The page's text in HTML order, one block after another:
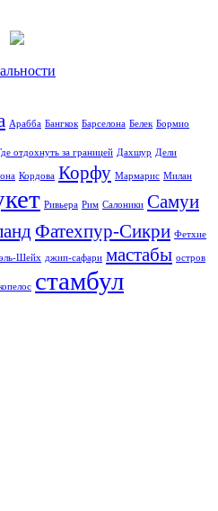
Арабба Бангкок Барселона Белек Бормио
отдохнуть за границей Дахшур Дели
Кордова Корфу Мармарис Милан
Ривьера Рим Салоники Самуи
Фатехпур-Сикри Фетхие
Шейх джип-сафари мастабы остров
стамбул